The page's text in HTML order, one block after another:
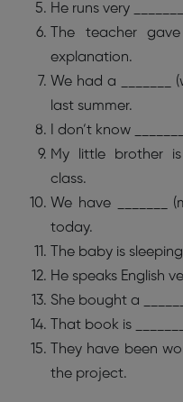
He runs very
The teacher
explanation.
We had a _______
last summer.
I don’t know
My little brother
class.
We have _______
today.
The baby is
He speaks English
She bought a
That book is
They have been
the project.